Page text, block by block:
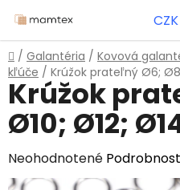
na
obsah
CZK
Domov
/ Galantéria / Kovová
kľúče / Krúžok prateľný Ø6;
Krúžok
Ø10; Ø12;
Priemerné
hodnotenie
Neohodnotené